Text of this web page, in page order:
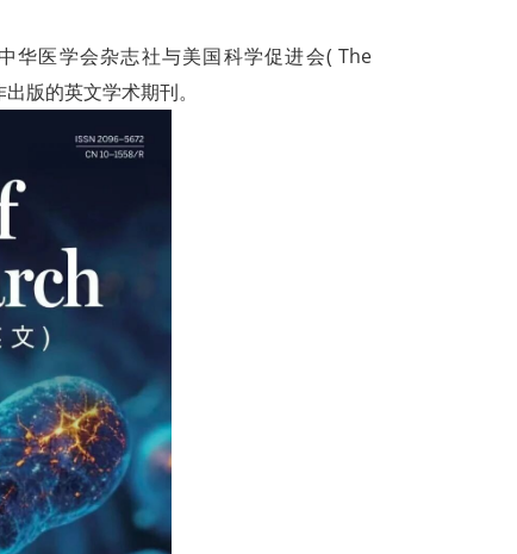
华医学会杂志社与美国科学促进会( The
版的英文学术期刊。